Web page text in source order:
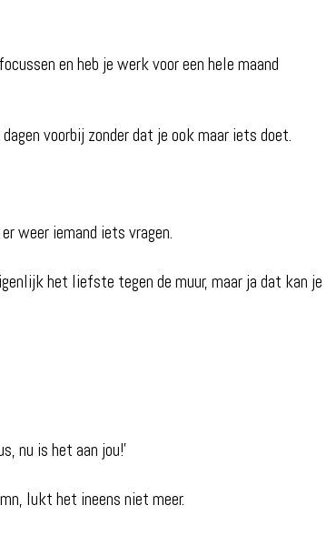
en heb je werk voor een hele maand
voorbij zonder dat je ook maar iets doet.
weer iemand iets vragen.
het liefste tegen de muur, maar ja dat kan je
nu is het aan jou!’
lukt het ineens niet meer.